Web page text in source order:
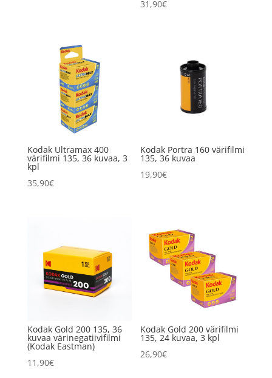
31,90€
Kodak Ultramax 400
värifilmi 135, 36 kuvaa, 3
kpl
35,90€
Kodak Portra 160 värifilmi
135, 36 kuvaa
19,90€
Kodak Gold 200 135, 36
kuvaa värinegatiivifilmi
(Kodak Eastman)
11,90€
Kodak Gold 200 värifilmi
135, 24 kuvaa, 3 kpl
26,90€